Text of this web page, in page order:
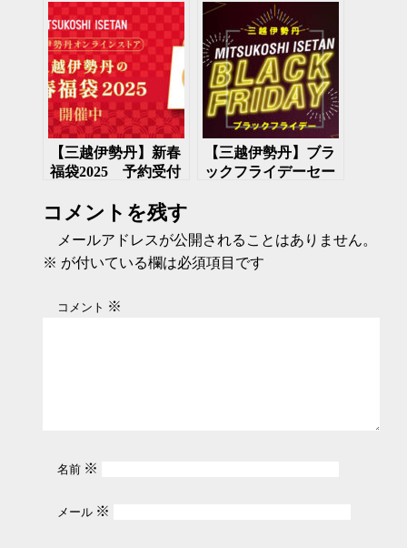
セール開始
まで
【三越伊勢丹】新春
福袋2025 予約受付
【三越伊勢丹】ブラ
ックフライデーセー
コメントを残す
メールアドレスが公開されることはありません。
※ が付いている欄は必須項目です
コメント ※
名前 ※
メール ※